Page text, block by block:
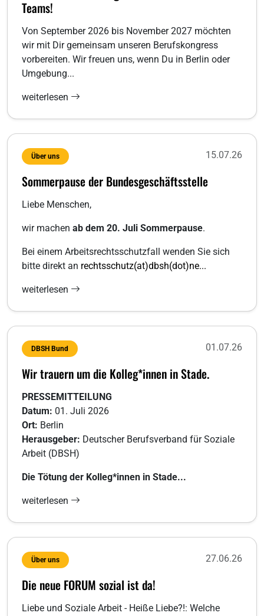
Teams!
Von September 2026 bis November 2027 möchten
wir mit Dir gemeinsam unseren Berufskongress
vorbereiten. Wir freuen uns, wenn Du in Berlin oder
Umgebung...
weiterlesen
Über uns 15.07.26
Sommerpause der Bundesgeschäftsstelle
Liebe Menschen,
wir machen ab dem 20. Juli Sommerpause.
Bei einem Arbeitsrechtsschutzfall wenden Sie sich
bitte direkt an rechtsschutz(at)dbsh(dot)ne...
weiterlesen
DBSH Bund 01.07.26
Wir trauern um die Kolleg*innen in Stade.
PRESSEMITTEILUNG
Datum: 01. Juli 2026
Ort: Berlin
Herausgeber: Deutscher Berufsverband für Soziale
Arbeit (DBSH)
Die Tötung der Kolleg*innen in Stade...
weiterlesen
Über uns 27.06.26
Die neue FORUM sozial ist da!
Liebe und Soziale Arbeit - Heiße Liebe?!: Welche